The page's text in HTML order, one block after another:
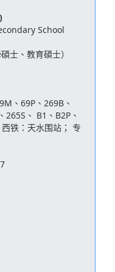
School
士、教育碩士）
、69P、269B、
265S、 B1、B2P、
铁：天水围站； 专